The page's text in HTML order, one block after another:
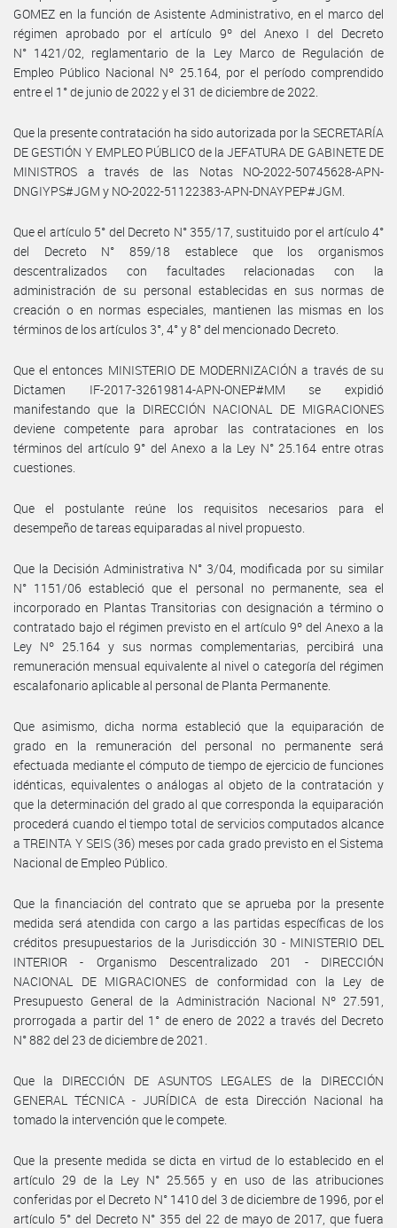
GOMEZ en la función de Asistente Administrativo, en el marco del
régimen aprobado por el artículo 9º del Anexo I del Decreto
N° 1421/02, reglamentario de la Ley Marco de Regulación de
Empleo Público Nacional Nº 25.164, por el período comprendido
entre el 1° de junio de 2022 y el 31 de diciembre de 2022.
Que la presente contratación ha sido autorizada por la SECRETARÍA
DE GESTIÓN Y EMPLEO PÚBLICO de la JEFATURA DE GABINETE DE
MINISTROS a través de las Notas NO-2022-50745628-APN-
DNGIYPS#JGM y NO-2022-51122383-APN-DNAYPEP#JGM.
Que el artículo 5° del Decreto N° 355/17, sustituido por el artículo 4°
del Decreto N° 859/18 establece que los organismos
descentralizados con facultades relacionadas con la
administración de su personal establecidas en sus normas de
creación o en normas especiales, mantienen las mismas en los
términos de los artículos 3°, 4° y 8° del mencionado Decreto.
Que el entonces MINISTERIO DE MODERNIZACIÓN a través de su
Dictamen IF-2017-32619814-APN-ONEP#MM se expidió
manifestando que la DIRECCIÓN NACIONAL DE MIGRACIONES
deviene competente para aprobar las contrataciones en los
términos del artículo 9° del Anexo a la Ley N° 25.164 entre otras
cuestiones.
Que el postulante reúne los requisitos necesarios para el
desempeño de tareas equiparadas al nivel propuesto.
Que la Decisión Administrativa N° 3/04, modificada por su similar
N° 1151/06 estableció que el personal no permanente, sea el
incorporado en Plantas Transitorias con designación a término o
contratado bajo el régimen previsto en el artículo 9º del Anexo a la
Ley Nº 25.164 y sus normas complementarias, percibirá una
remuneración mensual equivalente al nivel o categoría del régimen
escalafonario aplicable al personal de Planta Permanente.
Que asimismo, dicha norma estableció que la equiparación de
grado en la remuneración del personal no permanente será
efectuada mediante el cómputo de tiempo de ejercicio de funciones
idénticas, equivalentes o análogas al objeto de la contratación y
que la determinación del grado al que corresponda la equiparación
procederá cuando el tiempo total de servicios computados alcance
a TREINTA Y SEIS (36) meses por cada grado previsto en el Sistema
Nacional de Empleo Público.
Que la financiación del contrato que se aprueba por la presente
medida será atendida con cargo a las partidas específicas de los
créditos presupuestarios de la Jurisdicción 30 - MINISTERIO DEL
INTERIOR - Organismo Descentralizado 201 - DIRECCIÓN
NACIONAL DE MIGRACIONES de conformidad con la Ley de
Presupuesto General de la Administración Nacional Nº 27.591,
prorrogada a partir del 1° de enero de 2022 a través del Decreto
N° 882 del 23 de diciembre de 2021.
Que la DIRECCIÓN DE ASUNTOS LEGALES de la DIRECCIÓN
GENERAL TÉCNICA - JURÍDICA de esta Dirección Nacional ha
tomado la intervención que le compete.
Que la presente medida se dicta en virtud de lo establecido en el
artículo 29 de la Ley N° 25.565 y en uso de las atribuciones
conferidas por el Decreto N° 1410 del 3 de diciembre de 1996, por el
artículo 5° del Decreto N° 355 del 22 de mayo de 2017, que fuera